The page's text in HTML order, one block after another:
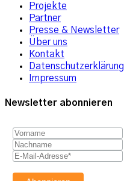
Projekte
Partner
Presse & Newsletter
Über uns
Kontakt
Datenschutzerklärung
Impressum
Newsletter abonnieren